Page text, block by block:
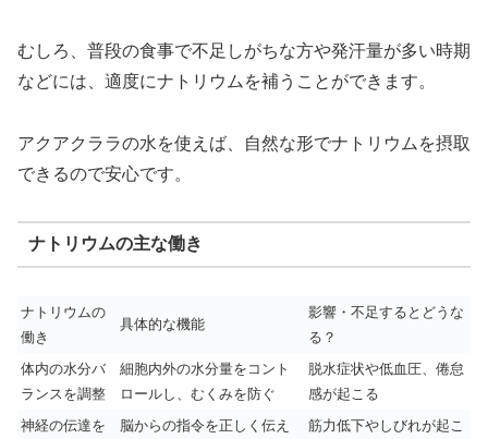
むしろ、普段の食事で不足しがちな方や発汗量が多い時期
などには、適度にナトリウムを補うことができます。
アクアクララの水を使えば、自然な形でナトリウムを摂取
できるので安心です。
ナトリウムの主な働き
ナトリウムの
働き
具体的な機能
影響・不足するとどうな
る？
体内の水分バ
ランスを調整
細胞内外の水分量をコント
ロールし、むくみを防ぐ
脱水症状や低血圧、倦怠
感が起こる
神経の伝達を
脳からの指令を正しく伝え 筋力低下やしびれが起こ